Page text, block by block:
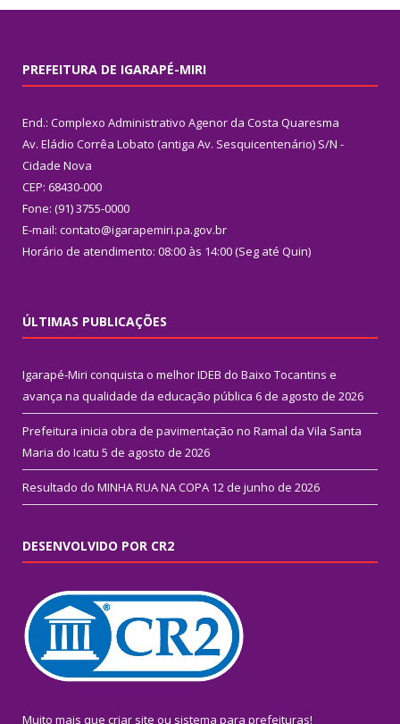
PREFEITURA DE IGARAPÉ-MIRI
End.: Complexo Administrativo Agenor da Costa Quaresma
Av. Eládio Corrêa Lobato (antiga Av. Sesquicentenário) S/N -
Cidade Nova
CEP: 68430-000
Fone: (91) 3755-0000
E-mail: contato@igarapemiri.pa.gov.br
Horário de atendimento: 08:00 às 14:00 (Seg até Quin)
ÚLTIMAS PUBLICAÇÕES
Igarapé-Miri conquista o melhor IDEB do Baixo Tocantins e
avança na qualidade da educação pública 6 de agosto de 2026
Prefeitura inicia obra de pavimentação no Ramal da Vila Santa
Maria do Icatu 5 de agosto de 2026
Resultado do MINHA RUA NA COPA 12 de junho de 2026
DESENVOLVIDO POR CR2
Muito mais que criar site ou sistema para prefeituras!